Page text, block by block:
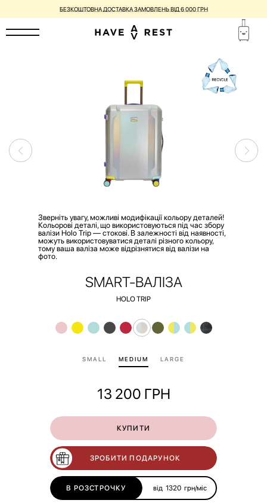
БЕЗКОШТОВНА ДОСТАВКА ЗАМОВЛЕНЬ ВІД 6 000 ГРН
Зверніть увагу, можливі модифікації кольору деталей!
Кольорові деталі, що використовуються під час збору
валізи Holo Trip — стокові. В залежності від наявності,
можуть використовуватися деталі різного кольору,
тому ваша валіза може відрізнятися від валізи на
фото.
SMART-ВАЛІЗА
HOLO TRIP
SMALL MEDIUM LARGE
13 200 ГРН
КУПИТИ
ЗРОБИТИ ПОДАРУНОК
В РОЗСТРОЧКУ від 1320 грн/міс